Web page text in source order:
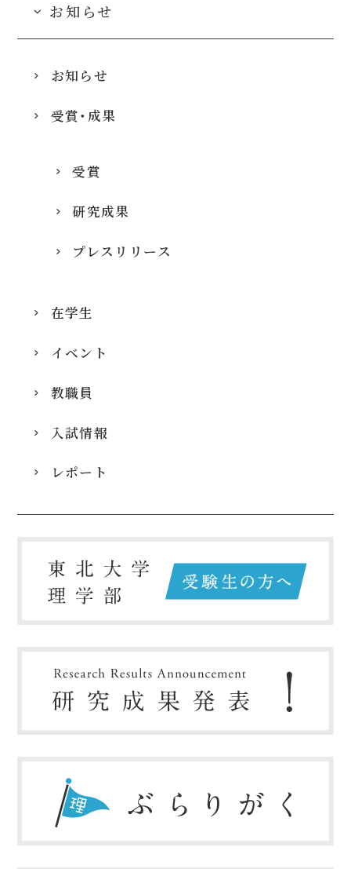
お知らせ
お知らせ
受賞・成果
受賞
研究成果
プレスリリース
在学生
イベント
教職員
入試情報
レポート